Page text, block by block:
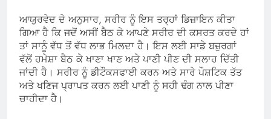
ਆਯੁਰਵੇਦ ਦੇ ਅਨੁਸਾਰ, ਸਰੀਰ ਨੂੰ ਇਸ ਤਰ੍ਹਾਂ ਡਿਜ਼ਾਇਨ ਕੀਤਾ
ਗਿਆ ਹੈ ਕਿ ਜਦੋਂ ਅਸੀਂ ਬੈਠ ਕੇ ਆਪਣੇ ਸਰੀਰ ਦੀ ਕਸਰਤ ਕਰਦੇ ਹਾਂ
ਤਾਂ ਸਾਨੂੰ ਵੱਧ ਤੋਂ ਵੱਧ ਲਾਭ ਮਿਲਦਾ ਹੈ। ਇਸ ਲਈ ਸਾਡੇ ਬਜ਼ੁਰਗਾਂ
ਵੱਲੋਂ ਹਮੇਸ਼ਾ ਬੈਠ ਕੇ ਖਾਣਾ ਖਾਣ ਅਤੇ ਪਾਣੀ ਪੀਣ ਦੀ ਸਲਾਹ ਦਿੱਤੀ
ਜਾਂਦੀ ਹੈ। ਸਰੀਰ ਨੂੰ ਡੀਟੌਕਸਫਾਈ ਕਰਨ ਅਤੇ ਸਾਰੇ ਪੌਸ਼ਟਿਕ ਤੱਤ
ਅਤੇ ਖਣਿਜ ਪ੍ਰਾਪਤ ਕਰਨ ਲਈ ਪਾਣੀ ਨੂੰ ਸਹੀ ਢੰਗ ਨਾਲ ਪੀਣਾ
ਚਾਹੀਦਾ ਹੈ।